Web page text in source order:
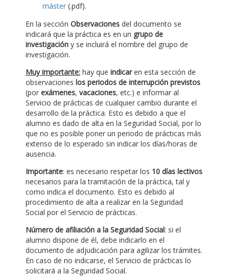
máster (.pdf).
En la sección Observaciones del documento se
indicará que la práctica es en un grupo de
investigación y se incluirá el nombre del grupo de
investigación.
Muy importante: hay que indicaren esta sección de
observaciones los periodos de interrupción previstos
(por exámenes, vacaciones, etc.) e informar al
Servicio de prácticas de cualquier cambio durante el
desarrollo de la práctica. Esto es debido a que el
alumno es dado de alta en la Seguridad Social, por lo
que no es posible poner un periodo de prácticas más
extenso de lo esperado sin indicar los días/horas de
ausencia.
Importante: es necesario respetar los 10 días lectivos
necesarios para la tramitación de la práctica, tal y
como indica el documento. Esto es debido al
procedimiento de alta a realizar en la Seguridad
Social por el Servicio de prácticas.
Número de afiliación a la Seguridad Social: si el
alumno dispone de él, debe indicarlo en el
documento de adjudicación para agilizar los trámites.
En caso de no indicarse, el Servicio de prácticas lo
solicitará a la Seguridad Social.